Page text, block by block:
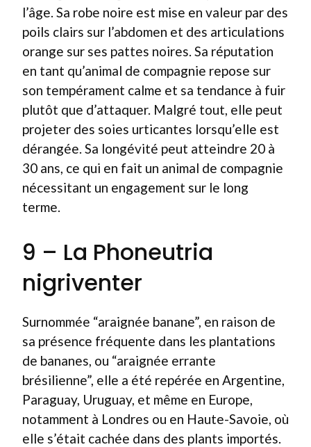
l’âge. Sa robe noire est mise en valeur par des
poils clairs sur l’abdomen et des articulations
orange sur ses pattes noires. Sa réputation
en tant qu’animal de compagnie repose sur
son tempérament calme et sa tendance à fuir
plutôt que d’attaquer. Malgré tout, elle peut
projeter des soies urticantes lorsqu’elle est
dérangée. Sa longévité peut atteindre 20 à
30 ans, ce qui en fait un animal de compagnie
nécessitant un engagement sur le long
terme.
9 – La Phoneutria
nigriventer
Surnommée “araignée banane”, en raison de
sa présence fréquente dans les plantations
de bananes, ou “araignée errante
brésilienne”, elle a été repérée en Argentine,
Paraguay, Uruguay, et même en Europe,
notamment à Londres ou en Haute-Savoie, où
elle s’était cachée dans des plants importés.